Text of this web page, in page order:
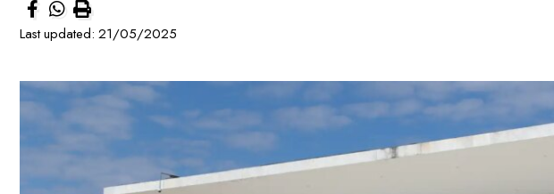
Last updated: 21/05/2025